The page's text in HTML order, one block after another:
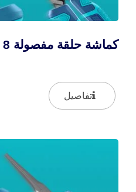
كماشة حلقة مفصولة 8 بوصة
تفاصيل